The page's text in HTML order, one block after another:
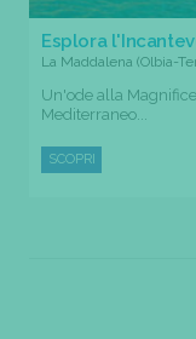
Esplora
La Maddalena (Olbia-
Un'ode alla
Mediterraneo...
SCOPRI